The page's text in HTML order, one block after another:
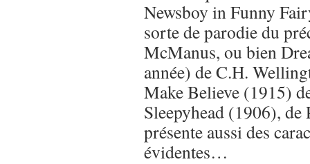
Newsboy in Funny
sorte de parodie du
McManus, ou bien
année) de C.H.
Make Believe (1915)
Sleepyhead (1906), de
présente aussi des
évidentes…